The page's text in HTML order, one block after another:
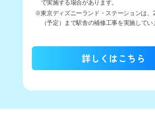
で実施する場合があります。
※東京ディズニーランド・ステーションは、
（予定）まで駅舎の補修工事を実施してい
詳しくはこちら
開催概要